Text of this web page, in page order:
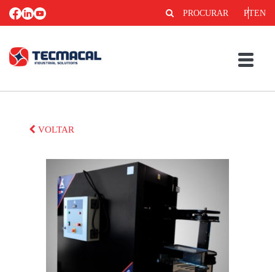
EN
PT
PROCURAR
VOLTAR